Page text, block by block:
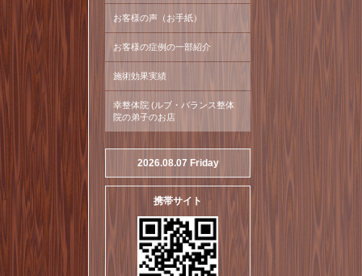
お客様の声（お手紙）
お客様の症例の一部紹介
施術効果実績
幸整体院 (ルブ・バランス整体
院の弟子のお店
2026.08.07 Friday
携帯サイト